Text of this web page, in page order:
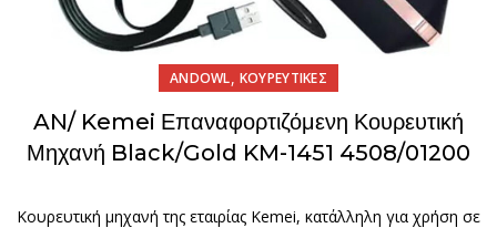
ANDOWL, ΚΟΥΡΕΥΤΙΚΕΣ
AN/ Kemei Επαναφορτιζόμενη Κουρευτική
Μηχανή Black/Gold KM-1451 4508/01200
Κουρευτική μηχανή της εταιρίας Kemei, κατάλληλη για χρήση σε